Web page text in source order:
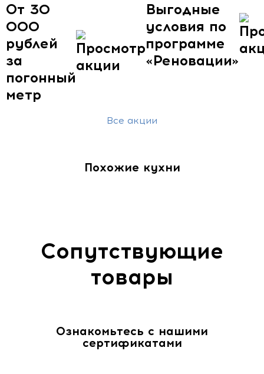
От 30
000
рублей
за
погонный
метр
Выгодные
условия по
программе
«Реновации»
Все акции
Похожие кухни
Сопутствующие
товары
Ознакомьтесь с нашими
сертификатами